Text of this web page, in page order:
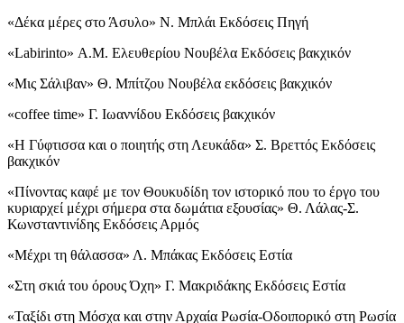
«Δέκα μέρες στο Άσυλο» Ν. Μπλάι Εκδόσεις Πηγή
«Labirinto» Α.Μ. Ελευθερίου Νουβέλα Εκδόσεις βακχικόν
«Μις Σάλιβαν» Θ. Μπίτζου Νουβέλα εκδόσεις βακχικόν
«coffee time» Γ. Ιωαννίδου Εκδόσεις βακχικόν
«Η Γύφτισσα και ο ποιητής στη Λευκάδα» Σ. Βρεττός Εκδόσεις
βακχικόν
«Πίνοντας καφέ με τον Θουκυδίδη τον ιστορικό που το έργο του
κυριαρχεί μέχρι σήμερα στα δωμάτια εξουσίας» Θ. Λάλας-Σ.
Κωνσταντινίδης Εκδόσεις Αρμός
«Μέχρι τη θάλασσα» Λ. Μπάκας Εκδόσεις Εστία
«Στη σκιά του όρους Όχη» Γ. Μακριδάκης Εκδόσεις Εστία
«Ταξίδι στη Μόσχα και στην Αρχαία Ρωσία-Οδοιπορικό στη Ρωσία